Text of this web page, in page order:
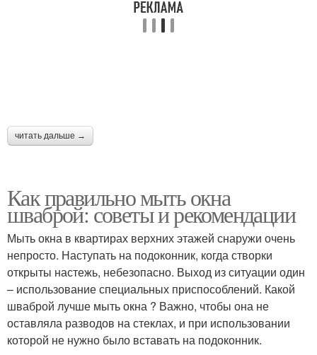
читать дальше →
Как правильно мыть окна
шваброй: советы и рекомендации
Мыть окна в квартирах верхних этажей снаружи очень
непросто. Наступать на подоконник, когда створки
открыты настежь, небезопасно. Выход из ситуации один
– использование специальных приспособлений. Какой
шваброй лучше мыть окна ? Важно, чтобы она не
оставляла разводов на стеклах, и при использовании
которой не нужно было вставать на подоконник.